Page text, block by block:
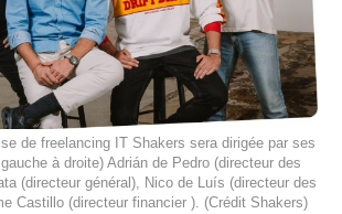
de freelancing IT Shakers sera dirigée par ses
à droite) Adrián de Pedro (directeur des
(directeur général), Nico de Luís (directeur des
Castillo (directeur financier ). (Crédit Shakers)